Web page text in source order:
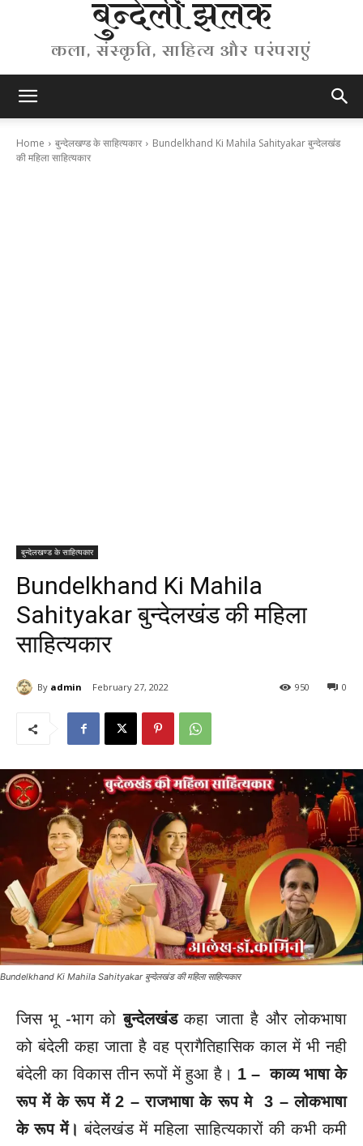
बुन्देली झलक
कला, संस्कृति, साहित्य और परंपराएं
Home बुन्देलखण्ड के साहित्यकार
Bundelkhand Ki Mahila Sahityakar बुन्देलखंड
की महिला साहित्यकार
बुन्देलखण्ड के साहित्यकार
Bundelkhand Ki Mahila
Sahityakar बुन्देलखंड की महिला
साहित्यकार
By admin February 27, 2022 0
950
Bundelkhand Ki Mahila Sahityakar बुन्देलखंड की महिला साहित्यकार
जिस भू -भाग कोबुन्देलखंडकहा जाता है और लोकभाषा
को बंदेली कहा जाता है वह प्रागैतिहासिक काल में भी नही
बंदेली का विकास तीन रूपों में हुआ है। 1 – काव्य भाषा के
रूप में के रूप में 2 – राजभाषा के रूप मे 3 – लोकभाषा
के रूप में। बंदेलखंड में महिला साहित्यकारों की कभी कमी